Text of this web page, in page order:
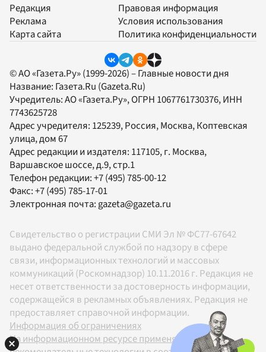
Редакция
Реклама
Карта сайта
Правовая информация
Условия использования
Политика конфиденциальности
© АО «Газета.Ру» (1999-2026) – Главные новости дня
Название: Газета.Ru (Gazeta.Ru)
Учредитель:АО «Газета.Ру», ОГРН 1067761730376, ИНН
7743625728
Адрес учредителя: 125239, Россия, Москва, Коптевская
улица, дом 67
Адрес редакции и издателя: 117105, г. Москва,
Варшавское шоссе, д.9, стр.1
Телефон редакции:+7 (495) 785-00-12
Факс:+7 (495) 785-17-01
Электронная почта:gazeta@gazeta.ru
Свидетельство о регистрации СМИ Эл № ФС77-67642
выдано федеральной службой по надзору в сфере
связи, информационных технологий и массовых
коммуникаций (Роскомнадзор) 10.11.2016 г. Редакция не
несет ответственности за достоверность информации,
содержащейся в рекламных объявлениях. Редакция не
предоставляет справочной информации.
Информация об ограничениях
На информационном ресурсе применяются